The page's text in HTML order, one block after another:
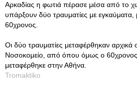
Αρκαδίας η φωτιά πέρασε μέσα από το
υπάρξουν δύο τραυματίες με εγκαύματα,
60χρονος.
Οι δύο τραυματίες μεταφέρθηκαν αρχικά
Νοσοκομείο, από όπου όμως ο
μεταφέρθηκε στην Αθήνα.
Tromaktiko